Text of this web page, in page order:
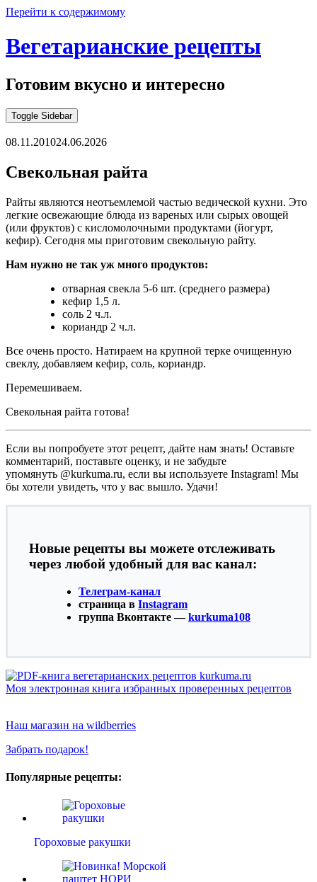
Перейти к содержимому
Вегетарианские рецепты
Готовим вкусно и интересно
Toggle Sidebar
08.11.201024.06.2026
Свекольная райта
Райты являются неотъемлемой частью ведической кухни. Это
легкие освежающие блюда из вареных или сырых овощей
(или фруктов) с кисломолочными продуктами (йогурт,
кефир). Сегодня мы приготовим свекольную райту.
Нам нужно не так уж много продуктов:
отварная свекла 5-6 шт. (среднего размера)
кефир 1,5 л.
соль 2 ч.л.
кориандр 2 ч.л.
Все очень просто. Натираем на крупной терке очищенную
свеклу, добавляем кефир, соль, кориандр.
Перемешиваем.
Свекольная райта готова!
Если вы попробуете этот рецепт, дайте нам знать! Оставьте
комментарий, поставьте оценку, и не забудьте
упомянуть @kurkuma.ru, если вы используете Instagram! Мы
бы хотели увидеть, что у вас вышло. Удачи!
Новые рецепты вы можете отслеживать
через любой удобный для вас канал:
Телеграм-канал
страница в Instagram
группа Вконтакте —kurkuma108
Моя электронная книга избранных проверенных рецептов
Наш магазин на wildberries
Забрать подарок!
Популярные рецепты:
Гороховые ракушки